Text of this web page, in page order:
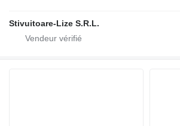
Stivuitoare-Lize S.R.L.